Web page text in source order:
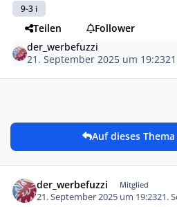
9-3 i
Teilen
Follower
der_werbefuzzi
21. September 2025 um 19:23
Auf dieses
der_werbefuzzi Mitglied
21. September 2025 um 19:2321.